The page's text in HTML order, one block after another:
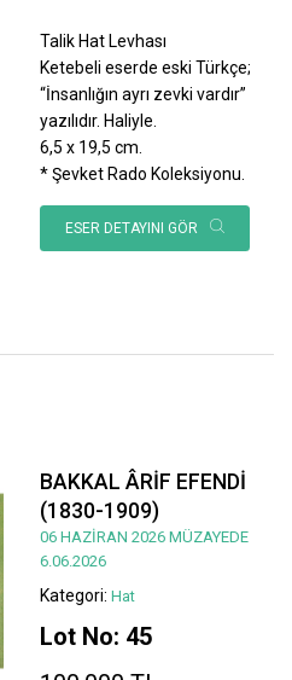
Talik Hat Levhası
Ketebeli eserde eski Türkçe;
“İnsanlığın ayrı zevki vardır”
yazılıdır. Haliyle.
6,5 x 19,5 cm.
* Şevket Rado Koleksiyonu.
ESER DETAYINI GÖR
BAKKAL ÂRİF EFENDİ
(1830-1909)
06 HAZİRAN 2026 MÜZAYEDE
6.06.2026
Kategori: Hat
Lot No: 45